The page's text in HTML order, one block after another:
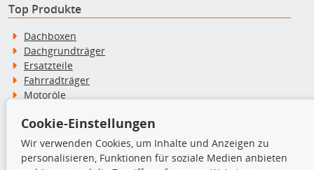
Top Produkte
Dachboxen
Dachgrundträger
Ersatzteile
Fahrradträger
Motoröle
Schneeketten
TecDoc Inside
Cookie-Einstellungen
Wir verwenden Cookies, um Inhalte und Anzeigen zu
personalisieren, Funktionen für soziale Medien anbieten